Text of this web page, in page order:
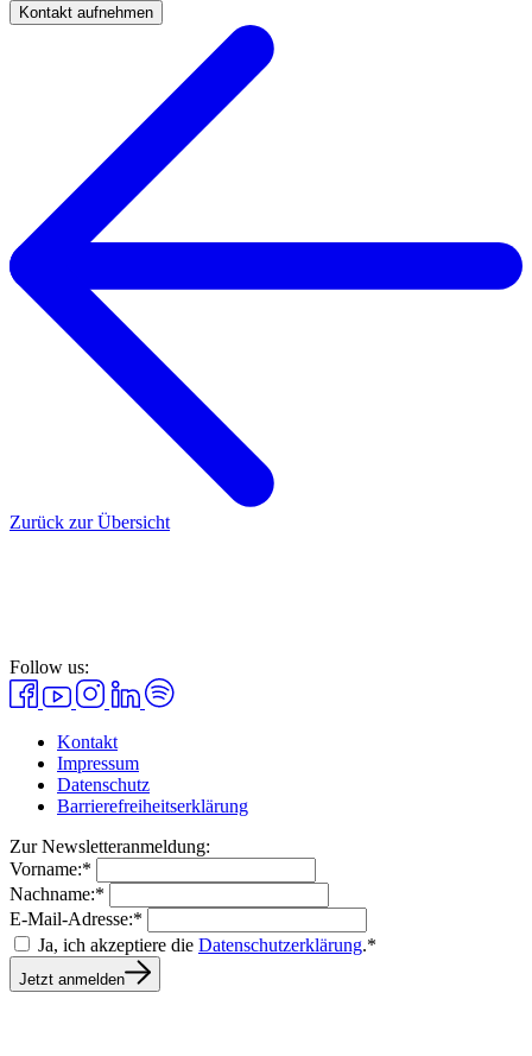
Kontakt aufnehmen
Zurück zur Übersicht
Follow us:
Kontakt
Impressum
Datenschutz
Barrierefreiheitserklärung
Zur Newsletteranmeldung:
Vorname:*
Nachname:*
E-Mail-Adresse:*
Ja, ich akzeptiere die Datenschutzerklärung.*
Jetzt anmelden